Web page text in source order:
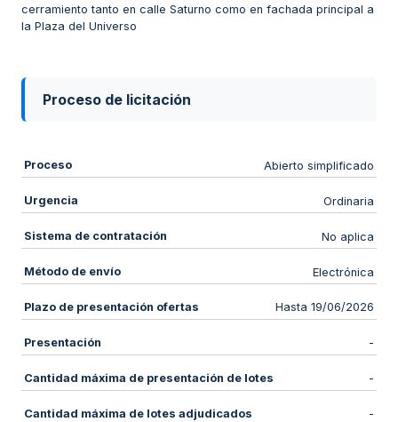
cerramiento tanto en calle Saturno como en fachada principal a
la Plaza del Universo
Proceso de licitación
Proceso Abierto simplificado
Urgencia Ordinaria
Sistema de contratación No aplica
Método de envío Electrónica
Plazo de presentación ofertas Hasta 19/06/2026
Presentación -
Cantidad máxima de presentación de lotes -
Cantidad máxima de lotes adjudicados -